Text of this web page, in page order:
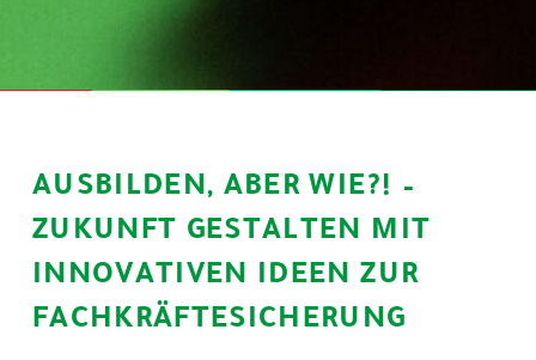
AUSBILDEN, ABER WIE?! –
ZUKUNFT GESTALTEN MIT
INNOVATIVEN IDEEN ZUR
FACHKRÄFTESICHERUNG